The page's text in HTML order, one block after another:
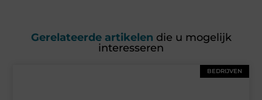
Gerelateerde artikelen die u mogelijk
interesseren
BEDRIJVEN